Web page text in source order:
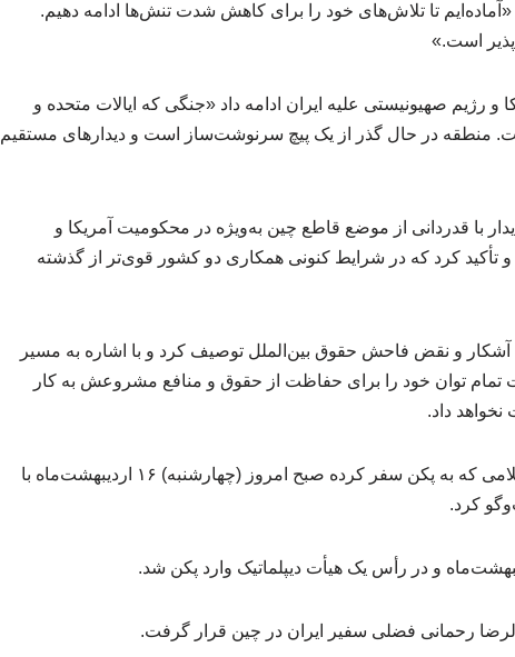
تا تلاش‌های خود را برای کاهش شدت تنش‌ها ادامه دهیم.
است.»
و رژیم صهیونیستی علیه ایران ادامه داد «جنگی که ایالات متحده و
است. منطقه در حال گذر از یک پیچ سرنوشت‌ساز است و دیدارهای مستقیم
با قدردانی از موضع قاطع چین به‌ویژه در محکومیت آمریکا و
و تأکید کرد که در شرایط کنونی همکاری دو کشور قوی‌تر از گذشته
و نقض فاحش حقوق بین‌الملل توصیف کرد و با اشاره به مسیر
تمام توان خود را برای حفاظت از حقوق و منافع مشروعش به کار
داد.
سیدعباس عراقچی وزیر امور خارجه جمهوری اسلامی که به پکن سفر کرده صبح امروز (چهارشنبه) ۱۶ اردیبهشت‌ماه با
کرد.
رحمانی فضلی سفیر ایران در چین قرار گرفت.